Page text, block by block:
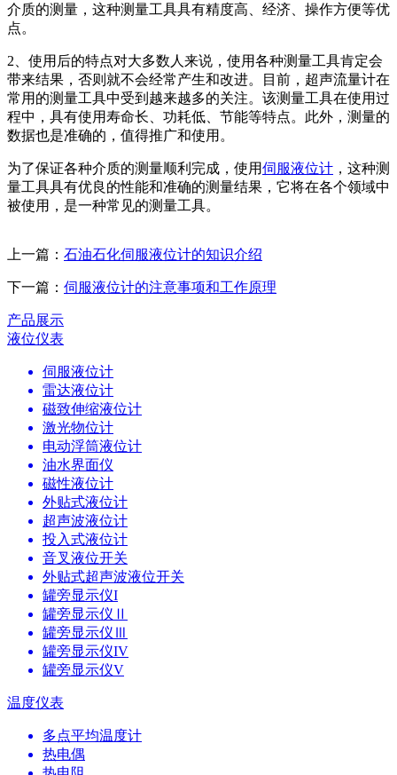
介质的测量，这种测量工具具有精度高、经济、操作方便等优
点。
2、使用后的特点对大多数人来说，使用各种测量工具肯定会
带来结果，否则就不会经常产生和改进。目前，超声流量计在
常用的测量工具中受到越来越多的关注。该测量工具在使用过
程中，具有使用寿命长、功耗低、节能等特点。此外，测量的
数据也是准确的，值得推广和使用。
为了保证各种介质的测量顺利完成，使用伺服液位计 ，这种测
量工具具有优良的性能和准确的测量结果，它将在各个领域中
被使用，是一种常见的测量工具。
上一篇： 石油石化伺服液位计的知识介绍
下一篇： 伺服液位计的注意事项和工作原理
产品展示
液位仪表
伺服液位计
雷达液位计
磁致伸缩液位计
激光物位计
电动浮筒液位计
油水界面仪
磁性液位计
外贴式液位计
超声波液位计
投入式液位计
音叉液位开关
外贴式超声波液位开关
罐旁显示仪I
罐旁显示仪Ⅱ
罐旁显示仪Ⅲ
罐旁显示仪IV
罐旁显示仪V
温度仪表
多点平均温度计
热电偶